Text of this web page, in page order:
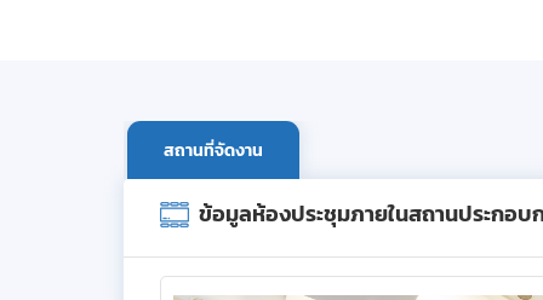
สถานที่จัดงาน
ข้อมูลห้องประชุมภายในสถานประกอบ